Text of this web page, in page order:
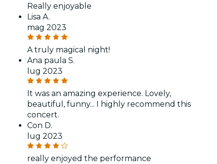
Really enjoyable
Lisa A.
mag 2023
A truly magical night!
Ana paula S.
lug 2023
It was an amazing experience. Lovely,
beautiful, funny... I highly recommend this
concert.
Con D.
lug 2023
really enjoyed the performance